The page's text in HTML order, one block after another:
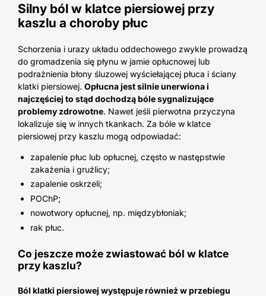
Silny ból w klatce piersiowej przy
kaszlu a choroby płuc
Schorzenia i urazy układu oddechowego zwykle prowadzą
do gromadzenia się płynu w jamie opłucnowej lub
podrażnienia błony śluzowej wyściełającej płuca i ściany
klatki piersiowej. Opłucna jest silnie unerwiona i
najczęściej to stąd dochodzą bóle sygnalizujące
problemy zdrowotne. Nawet jeśli pierwotna przyczyna
lokalizuje się w innych tkankach. Za bóle w klatce
piersiowej przy kaszlu mogą odpowiadać:
zapalenie płuc lub opłucnej, często w następstwie
zakażenia i gruźlicy;
zapalenie oskrzeli;
POChP;
nowotwory opłucnej, np. międzybłoniak;
rak płuc.
Co jeszcze może zwiastować ból w klatce
przy kaszlu?
Ból klatki piersiowej występuje również w przebiegu